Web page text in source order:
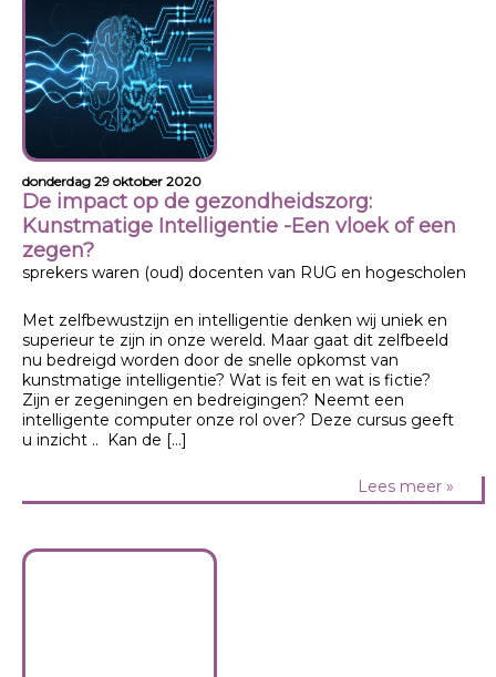
donderdag 29 oktober 2020
De impact op de gezondheidszorg:
Kunstmatige Intelligentie -Een vloek of een
zegen?
sprekers waren (oud) docenten van RUG en hogescholen
Met zelfbewustzijn en intelligentie denken wij uniek en
superieur te zijn in onze wereld. Maar gaat dit zelfbeeld
nu bedreigd worden door de snelle opkomst van
kunstmatige intelligentie? Wat is feit en wat is fictie?
Zijn er zegeningen en bedreigingen? Neemt een
intelligente computer onze rol over? Deze cursus geeft
u inzicht .. Kan de […]
Lees meer »